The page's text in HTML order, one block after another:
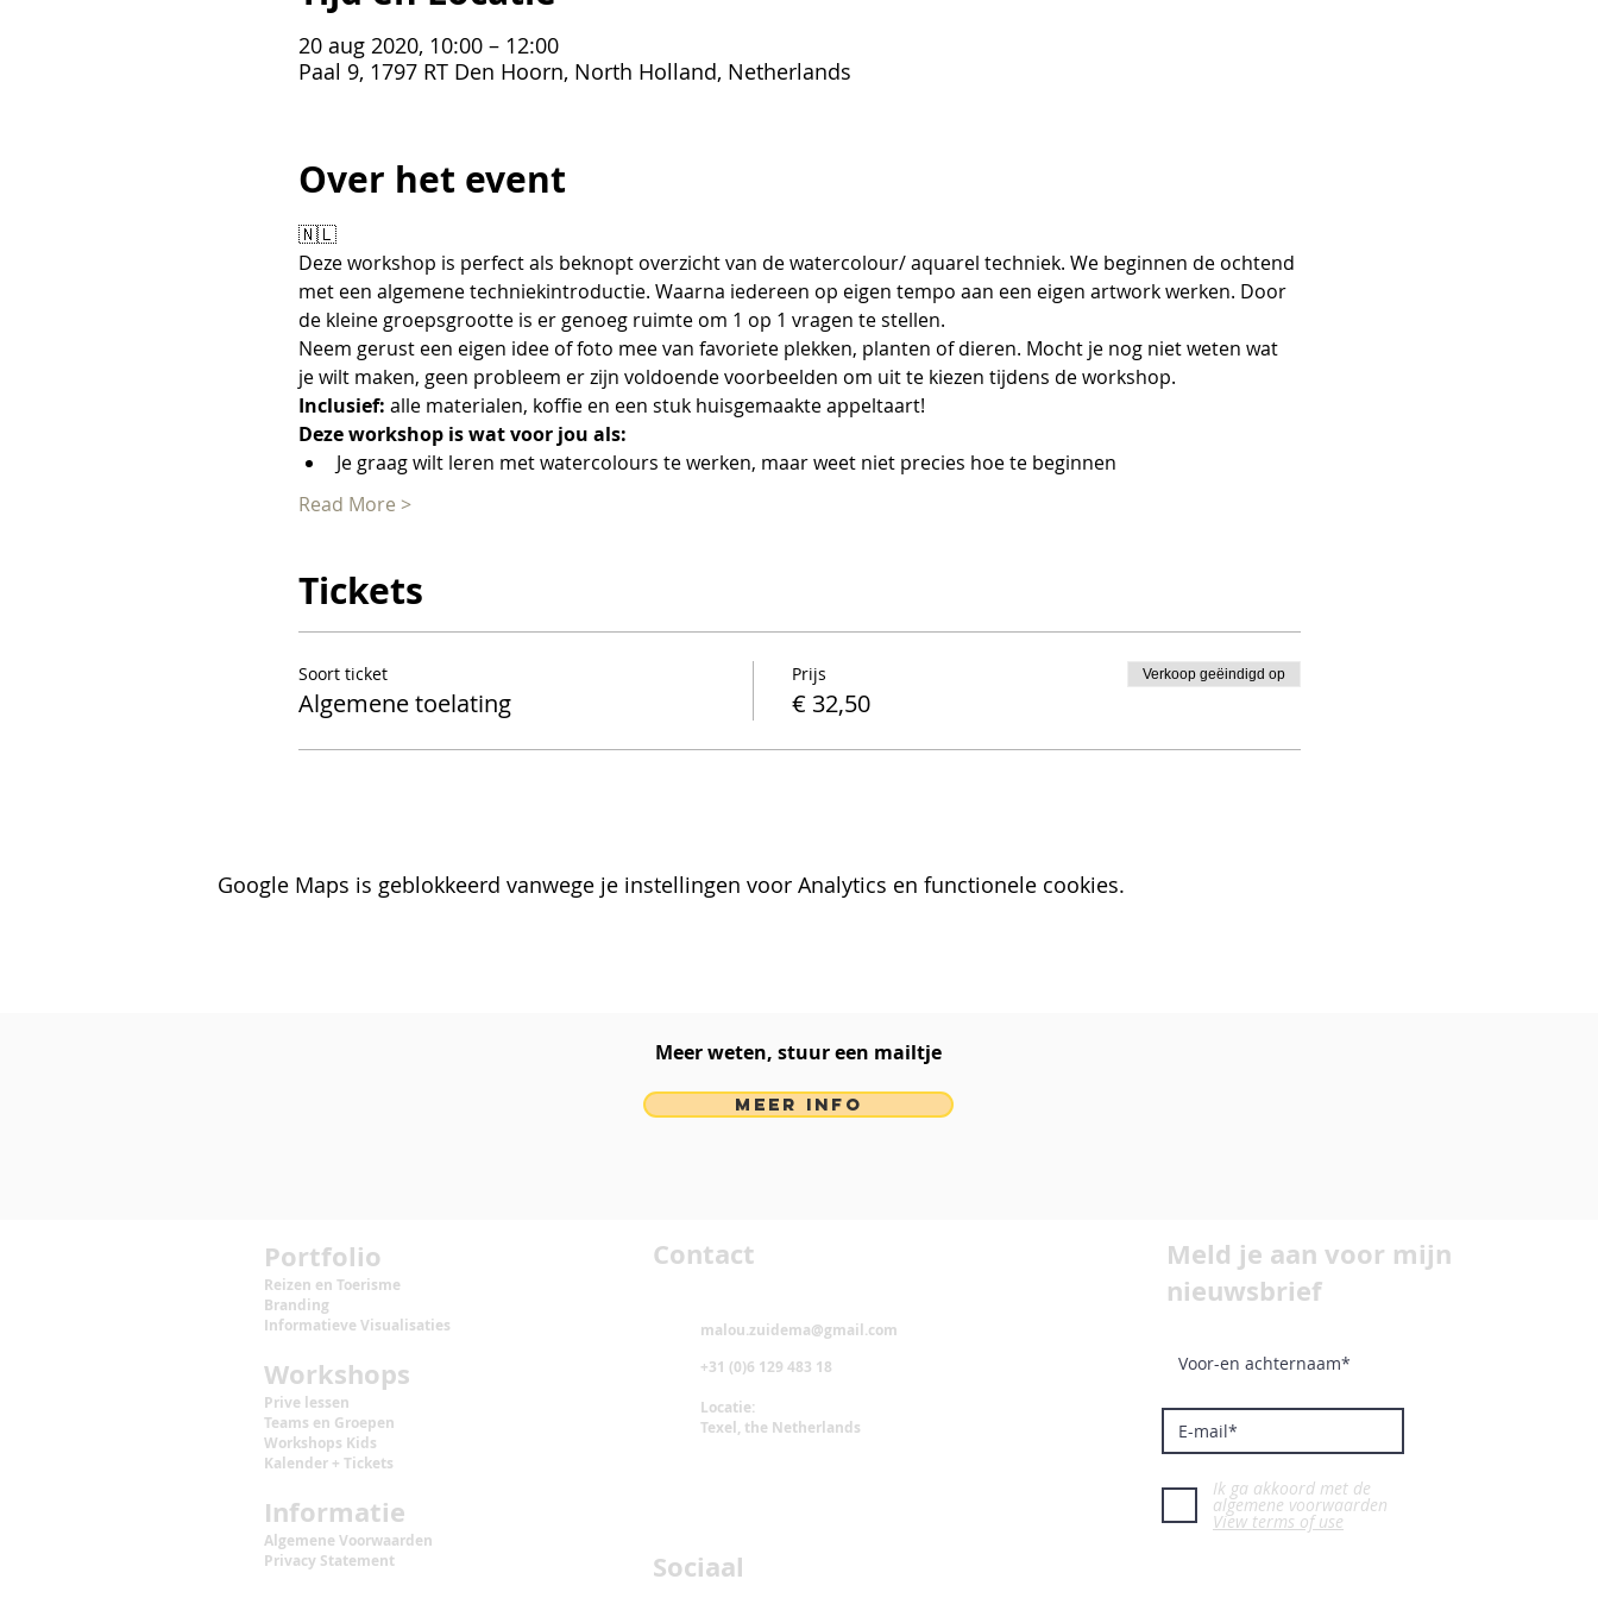
20 aug 2020, 10:00 – 12:00
Paal 9, 1797 RT Den Hoorn, North Holland, Netherlands
Over het event
🇳🇱
Deze workshop is perfect als beknopt overzicht van de watercolour/ aquarel techniek. We beginnen de ochtend
met een algemene techniekintroductie. Waarna iedereen op eigen tempo aan een eigen artwork werken. Door
de kleine groepsgrootte is er genoeg ruimte om 1 op 1 vragen te stellen.
Neem gerust een eigen idee of foto mee van favoriete plekken, planten of dieren. Mocht je nog niet weten wat
je wilt maken, geen probleem er zijn voldoende voorbeelden om uit te kiezen tijdens de workshop.
Inclusief: alle materialen, koffie en een stuk huisgemaakte appeltaart!
Deze workshop is wat voor jou als:
Je graag wilt leren met watercolours te werken, maar weet niet precies hoe te beginnen
Read More >
Tickets
Soort ticket
Algemene toelating
Prijs
€ 32,50
Verkoop geëindigd op
Google Maps is geblokkeerd vanwege je instellingen voor Analytics en functionele cookies.
Meer weten, stuur een mailtje​
MEER INFO
Ik ga akkoord met de
algemene voorwaarden
View terms of use
Portfolio
Reizen en Toerisme
Branding
Informatieve Visualisaties
Workshops
Prive lessen
Teams en Groepen
Workshops Kids
Kalender + Tickets
Informatie
Algemene Voorwaarden
Privacy Statement
Contact
malou.zuidema@gmail.com
+31 (0)6 129 483 18
Locatie:
Texel, the Netherlands
Sociaal
Meld je aan voor mijn
nieuwsbrief